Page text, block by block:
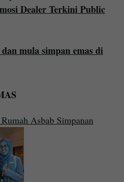
Dealer Terkini Public
mula simpan emas di
Asbab Simpanan